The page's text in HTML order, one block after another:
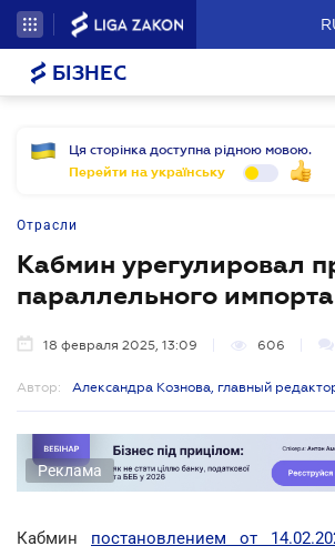
БІЗНЕС
Ця сторінка доступна рідною мовою.
Перейти на українську
Отрасли
Кабмин урегулировал
параллельного
18 февраля 2025, 13:09 606
Автор: Александра Кознова, главный
Реклама
Кабмин постановлением от